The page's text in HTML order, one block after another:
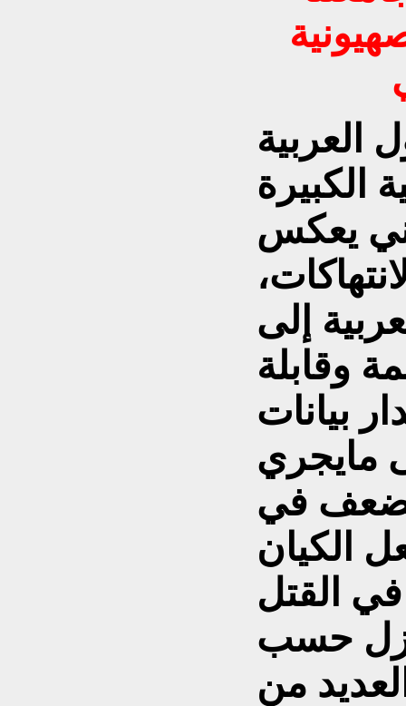
العربية
الكبيرة
يعكس
إلى
وقابلة
بيانات
مايجري
في
الكيان
القتل
حسب
من